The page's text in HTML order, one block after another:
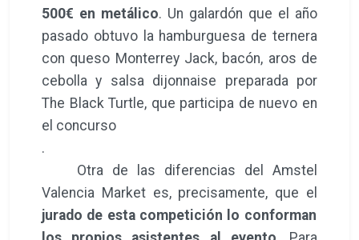
500€ en metálico. Un galardón que el año
pasado obtuvo la hamburguesa de ternera
con queso Monterrey Jack, bacón, aros de
cebolla y salsa dijonnaise preparada por
The Black Turtle, que participa de nuevo en
el concurso
.
Otra de las diferencias del Amstel
Valencia Market es, precisamente, que el
jurado de esta competición lo conforman